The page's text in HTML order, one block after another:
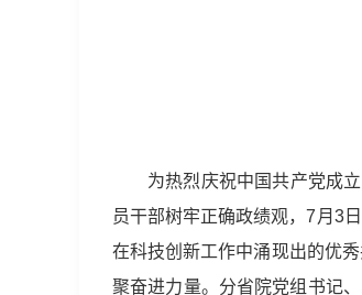
为热烈庆祝中国共产党成
员干部树牢正确政绩观，7月3
在科技创新工作中涌现出的优
聚奋进力量。分省院党组书记